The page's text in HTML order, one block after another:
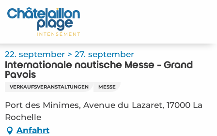
Aller
au
principal
Startseite - DE
Entdecken Sie
Aktivitäten
Treffpunkt
22. september > 27. september
Internationale nautische Messe - Grand
Pavois
VERKAUFSVERANSTALTUNGEN MESSE
Port des Minimes, Avenue du Lazaret, 17000 La
Rochelle
Anfahrt